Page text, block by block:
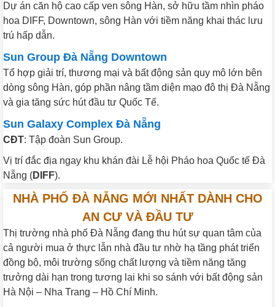
Dự án căn hộ cao cấp ven sông Hàn, sở hữu tầm nhìn pháo
hoa DIFF, Downtown, sông Hàn với tiềm năng khai thác lưu
trú hấp dẫn.
Sun Group Đà Nẵng Downtown
Tổ hợp giải trí, thương mại và bất động sản quy mô lớn bên
dòng sông Hàn, góp phần nâng tầm diện mạo đô thị Đà Nẵng
và gia tăng sức hút đầu tư Quốc Tế.
Sun Galaxy Complex Đà Nẵng
CĐT: Tập đoàn Sun Group.
Vị trí đắc địa ngay khu khán đài Lễ hội Pháo hoa Quốc tế Đà
Nẵng (DIFF).
NHÀ PHỐ ĐÀ NẴNG MỚI NHẤT DÀNH CHO
AN CƯ VÀ ĐẦU TƯ
Thị trường nhà phố Đà Nẵng đang thu hút sự quan tâm của
cả người mua ở thực lẫn nhà đầu tư nhờ hạ tầng phát triển
đồng bộ, môi trường sống chất lượng và tiềm năng tăng
trưởng dài hạn trong tương lai khi so sánh với bất động sản
Hà Nội – Nha Trang – Hồ Chí Minh.